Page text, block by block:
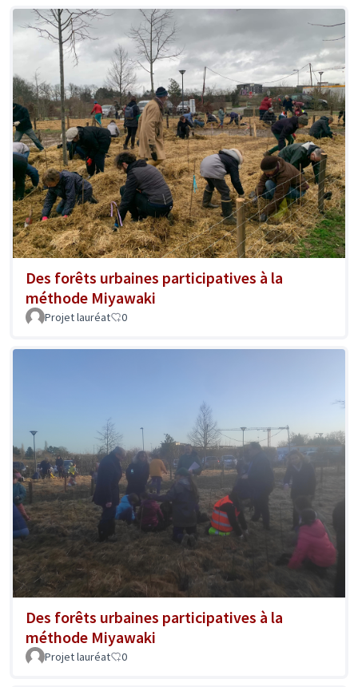
Des forêts urbaines participatives à la
méthode Miyawaki
Projet lauréat 0
Des forêts urbaines participatives à la
méthode Miyawaki
Projet lauréat 0